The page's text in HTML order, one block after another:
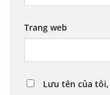
Trang web
Lưu tên của